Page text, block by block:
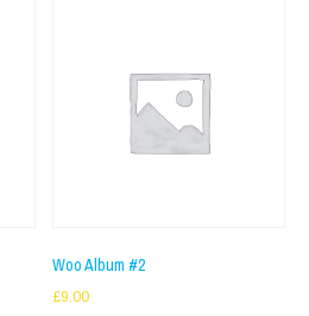
Woo Album #2
£9.00